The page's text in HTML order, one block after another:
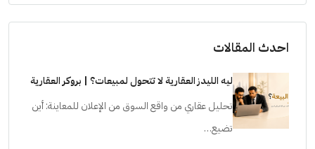
احدث المقالات
ليه الليدز العقارية لا تتحول لمبيعات؟ | بروكر العقارية
تحليل عقاري من واقع السوق من الإعلان للمعاينة: أين
تضيع…